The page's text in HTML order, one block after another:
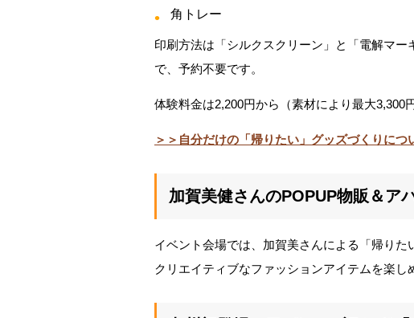
角トレー
印刷方法は「シルクスクリーン」と「電解マ
で、予約不要です。
体験料金は2,200円から（素材により最大3,300
＞＞自分だけの「帰りたい」グッズづくりにつ
加賀美健さんのPOPUP物販＆ア
イベント会場では、加賀美さんによる「帰り
クリエイティブなファッションアイテムを楽し